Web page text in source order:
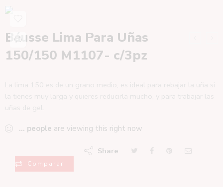
Báusse Lima Para Uñas
150/150 M1107- c/3pz
... people are viewing this right now
Comparar
Share